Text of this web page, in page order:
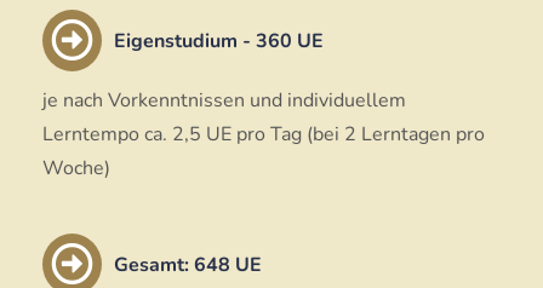
Eigenstudium - 360 UE
je nach Vorkenntnissen und individuellem
Lerntempo ca. 2,5 UE pro Tag (bei 2 Lerntagen pro
Woche)
Gesamt: 648 UE